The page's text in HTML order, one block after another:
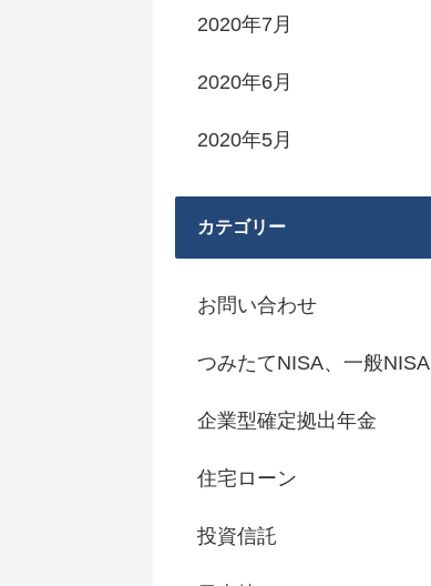
2020年7月
2020年6月
2020年5月
カテゴリー
お問い合わせ
つみたてNISA、一般NISA
企業型確定拠出年金
住宅ローン
投資信託